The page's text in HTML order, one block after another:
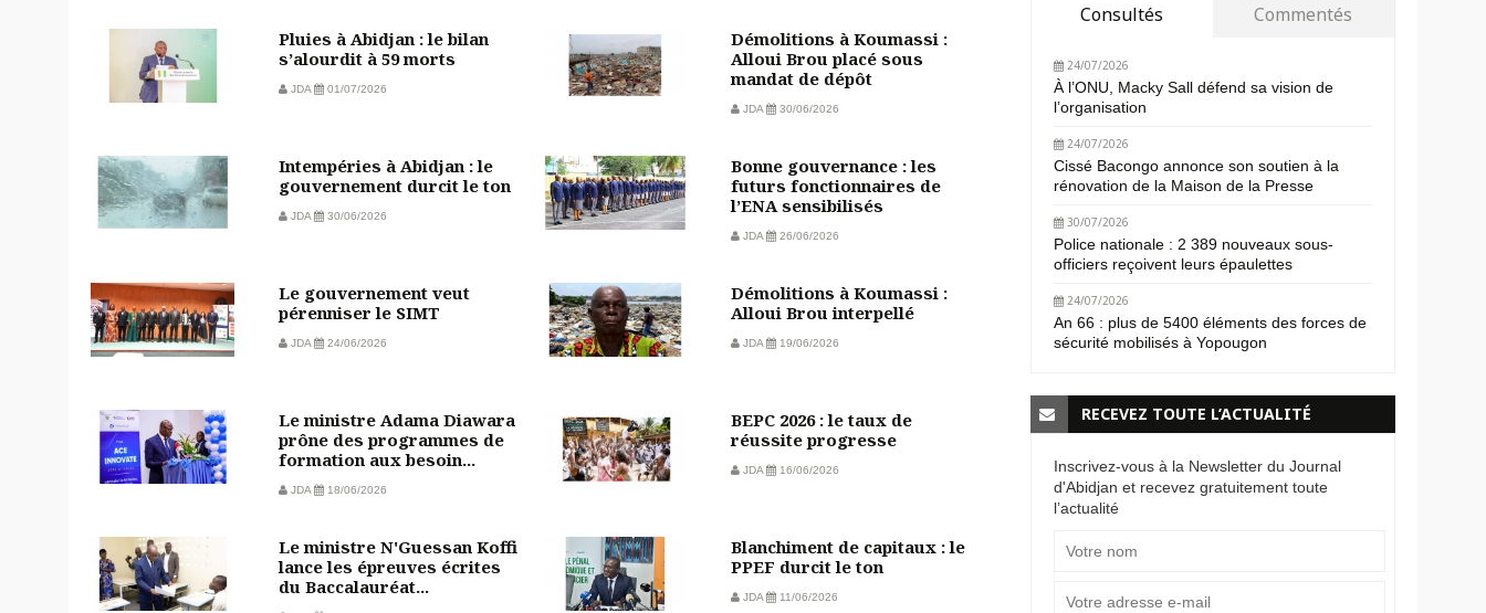
Pluies à Abidjan : le bilan
s’alourdit à 59 morts
JDA 01/07/2026
Démolitions à Koumassi :
Alloui Brou placé sous
mandat de dépôt
JDA 30/06/2026
Intempéries à Abidjan : le
gouvernement durcit le ton
JDA 30/06/2026
Bonne gouvernance : les
futurs fonctionnaires de
l’ENA sensibilisés
JDA 26/06/2026
Le gouvernement veut
pérenniser le SIMT
JDA 24/06/2026
Démolitions à Koumassi :
Alloui Brou interpellé
JDA 19/06/2026
Le ministre Adama Diawara
prône des programmes de
formation aux besoin...
JDA 18/06/2026
BEPC 2026 : le taux de
réussite progresse
JDA 16/06/2026
Le ministre N'Guessan Koffi
lance les épreuves écrites
du Baccalauréat...
Blanchiment de capitaux : le
PPEF durcit le ton
JDA 11/06/2026
Consultés Commentés
24/07/2026
À l’ONU, Macky Sall défend sa vision de
l’organisation
24/07/2026
Cissé Bacongo annonce son soutien à la
rénovation de la Maison de la Presse
30/07/2026
Police nationale : 2 389 nouveaux sous-
officiers reçoivent leurs épaulettes
24/07/2026
An 66 : plus de 5400 éléments des forces de
sécurité mobilisés à Yopougon
RECEVEZ TOUTE L’ACTUALITÉ
Inscrivez-vous à la Newsletter du Journal
d'Abidjan et recevez gratuitement toute
l’actualité